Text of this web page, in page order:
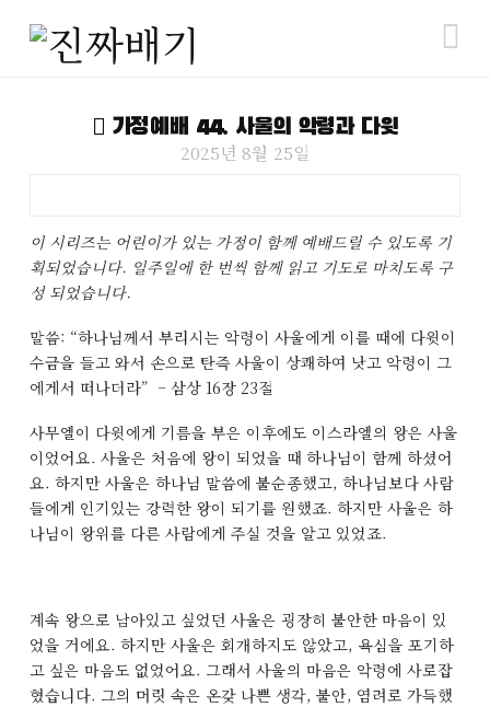
가정예배 44. 사울의 악령과 다윗
2025년 8월 25일
이 시리즈는 어린이가 있는 가정이 함께 예배드릴 수 있도록 기
획되었습니다. 일주일에 한 번씩 함께 읽고 기도로 마치도록 구
성 되었습니다.
말씀: “하나님께서 부리시는 악령이 사울에게 이를 때에 다윗이
수금을 들고 와서 손으로 탄즉 사울이 상쾌하여 낫고 악령이 그
에게서 떠나더라” – 삼상 16장 23절
사무엘이 다윗에게 기름을 부은 이후에도 이스라엘의 왕은 사울
이었어요. 사울은 처음에 왕이 되었을 때 하나님이 함께 하셨어
요. 하지만 사울은 하나님 말씀에 불순종했고, 하나님보다 사람
들에게 인기있는 강력한 왕이 되기를 원했죠. 하지만 사울은 하
나님이 왕위를 다른 사람에게 주실 것을 알고 있었죠.
계속 왕으로 남아있고 싶었던 사울은 굉장히 불안한 마음이 있
었을 거에요. 하지만 사울은 회개하지도 않았고, 욕심을 포기하
고 싶은 마음도 없었어요. 그래서 사울의 마음은 악령에 사로잡
혔습니다. 그의 머릿 속은 온갖 나쁜 생각, 불안, 염려로 가득했